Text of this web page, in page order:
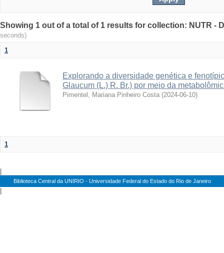
Showing 1 out of a total of 1 results for collection: NUTR -
seconds)
1
Explorando a diversidade genética e
Glaucum (L.) R. Br.) por meio da
Pimentel, Mariana Pinheiro Costa (2024-06-10)
1
Biblioteca Central da UNIRIO - Universidade Federal do Estado do Rio de Janeiro